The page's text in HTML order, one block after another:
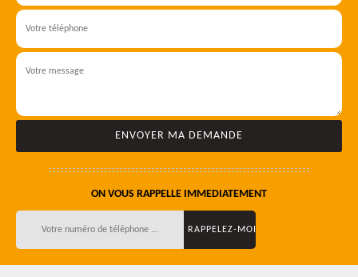
ON VOUS RAPPELLE IMMEDIATEMENT